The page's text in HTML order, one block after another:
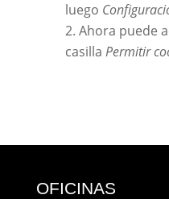
luego
Ahora puede
casilla Permitir
OFICINAS